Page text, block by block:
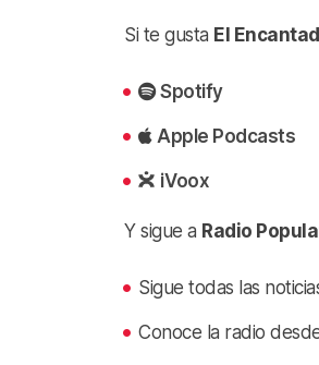
Si te gusta El
Spotify
Apple Podcasts
iVoox
Y sigue a Radio
Sigue todas las
Conoce la radio